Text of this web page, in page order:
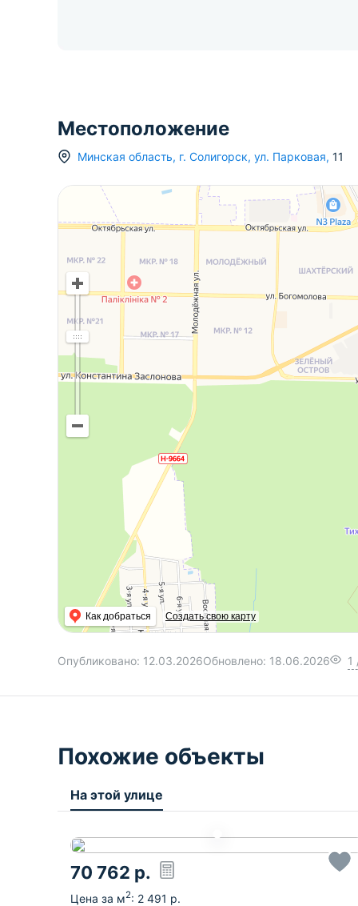
Местоположение
Минская область, г. Солигорск, ул. Парковая, 11
Как добраться Создать свою карту
Опубликовано: 12.03.2026Обновлено: 18.06.2026 1
Похожие объекты
На этой улице
70 762 р.
Цена за м2: 2 491 р.